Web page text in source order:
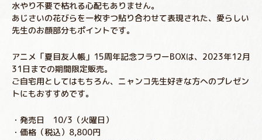
水やり不要で枯れる心配もありません。
あじさいの花びらを一枚ずつ貼り合わせて表現された、愛らしい
先生のお顔部分もポイントです。
アニメ「夏目友人帳」15周年記念フラワーBOXは、2023年12月
31日までの期間限定販売。
ご自宅用としてはもちろん、ニャンコ先生好きな方へのプレゼン
トにもおすすめです。
・発売日 10/3（火曜日）
・価格（税込）8,800円